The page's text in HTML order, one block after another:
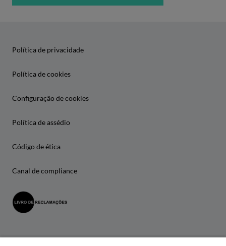
Política de privacidade
Política de cookies
Configuração de cookies
Política de assédio
Código de ética
Canal de compliance